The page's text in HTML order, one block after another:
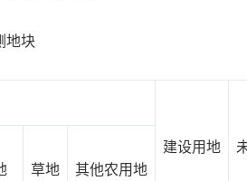
惠明路交叉口东北
建设用地
草地
其他农用地